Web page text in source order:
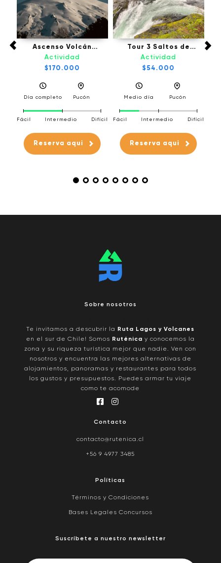
Ascenso Volcán
Villarrica - Pucón
Actividad
$170.000
Día completo Pucón
Fácil Intermedio Difícil
Reserva aqui
Tour 3 Saltos de
Palguin - Pucón
Actividad
$54.000
Medio día Pucón
Fácil Intermedio Difícil
Reserva aqui
Sobre nosotros
Te invitamos a descubrir la
Ruta Lagos y Volcanes
en el sur de Chile! Somos Ruténica y conocemos la
zona y su riqueza turística mejor que nadie. Ven con
nosotros y encuentra las mejores alternativas de
alojamientos, panoramas y restaurantes para todos
los gustos y presupuestos. Puedes armar tu viaje
como te acomode
Contacto
contacto@rutenica.cl
+56 9 4977 3485
Políticas
Términos y Condiciones
Bases Legales Concursos
Suscríbete a nuestro newsletter